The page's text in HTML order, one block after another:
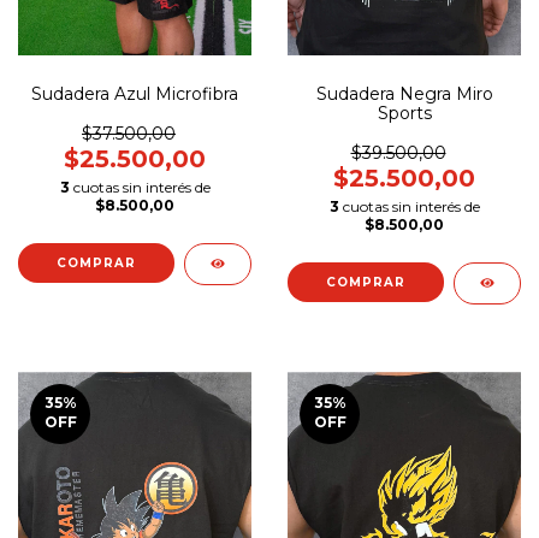
Sudadera Azul Microfibra
$37.500,00
$25.500,00
3 cuotas sin interés de
$8.500,00
COMPRAR
Sudadera Negra Miro
Sports
$39.500,00
$25.500,00
3 cuotas sin interés de
$8.500,00
COMPRAR
35%
OFF
35%
OFF